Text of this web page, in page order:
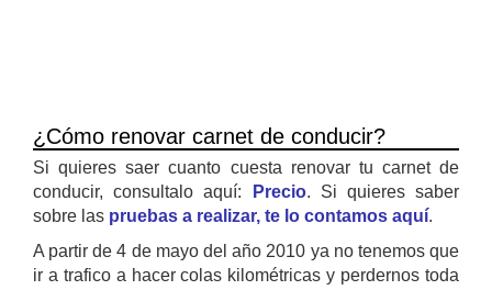
¿Cómo renovar carnet de conducir?
Si quieres saer cuanto cuesta renovar tu carnet de
conducir, consultalo aquí:
Precio. Si quieres saber
sobre las pruebas a realizar, te lo contamos aquí.
A partir de 4 de mayo del año 2010 ya no tenemos que
ir a trafico a hacer colas kilométricas y perdernos toda